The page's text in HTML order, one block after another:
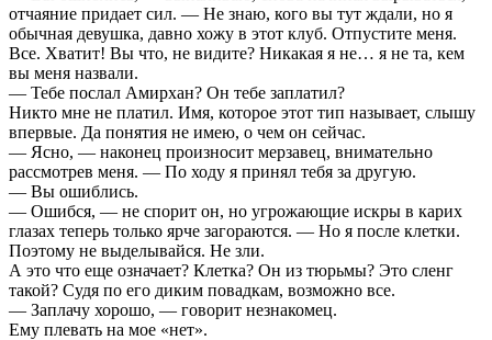
отчаяние придает сил. — Не знаю, кого вы тут ждали, но я
обычная девушка, давно хожу в этот клуб. Отпустите меня.
Все. Хватит! Вы что, не видите? Никакая я не… я не та, кем
вы меня назвали.
— Тебе послал Амирхан? Он тебе заплатил?
Никто мне не платил. Имя, которое этот тип называет, слышу
впервые. Да понятия не имею, о чем он сейчас.
— Ясно, — наконец произносит мерзавец, внимательно
рассмотрев меня. — По ходу я принял тебя за другую.
— Вы ошиблись.
— Ошибся, — не спорит он, но угрожающие искры в карих
глазах теперь только ярче загораются. — Но я после клетки.
Поэтому не выделывайся. Не зли.
А это что еще означает? Клетка? Он из тюрьмы? Это сленг
такой? Судя по его диким повадкам, возможно все.
— Заплачу хорошо, — говорит незнакомец.
Ему плевать на мое «нет».